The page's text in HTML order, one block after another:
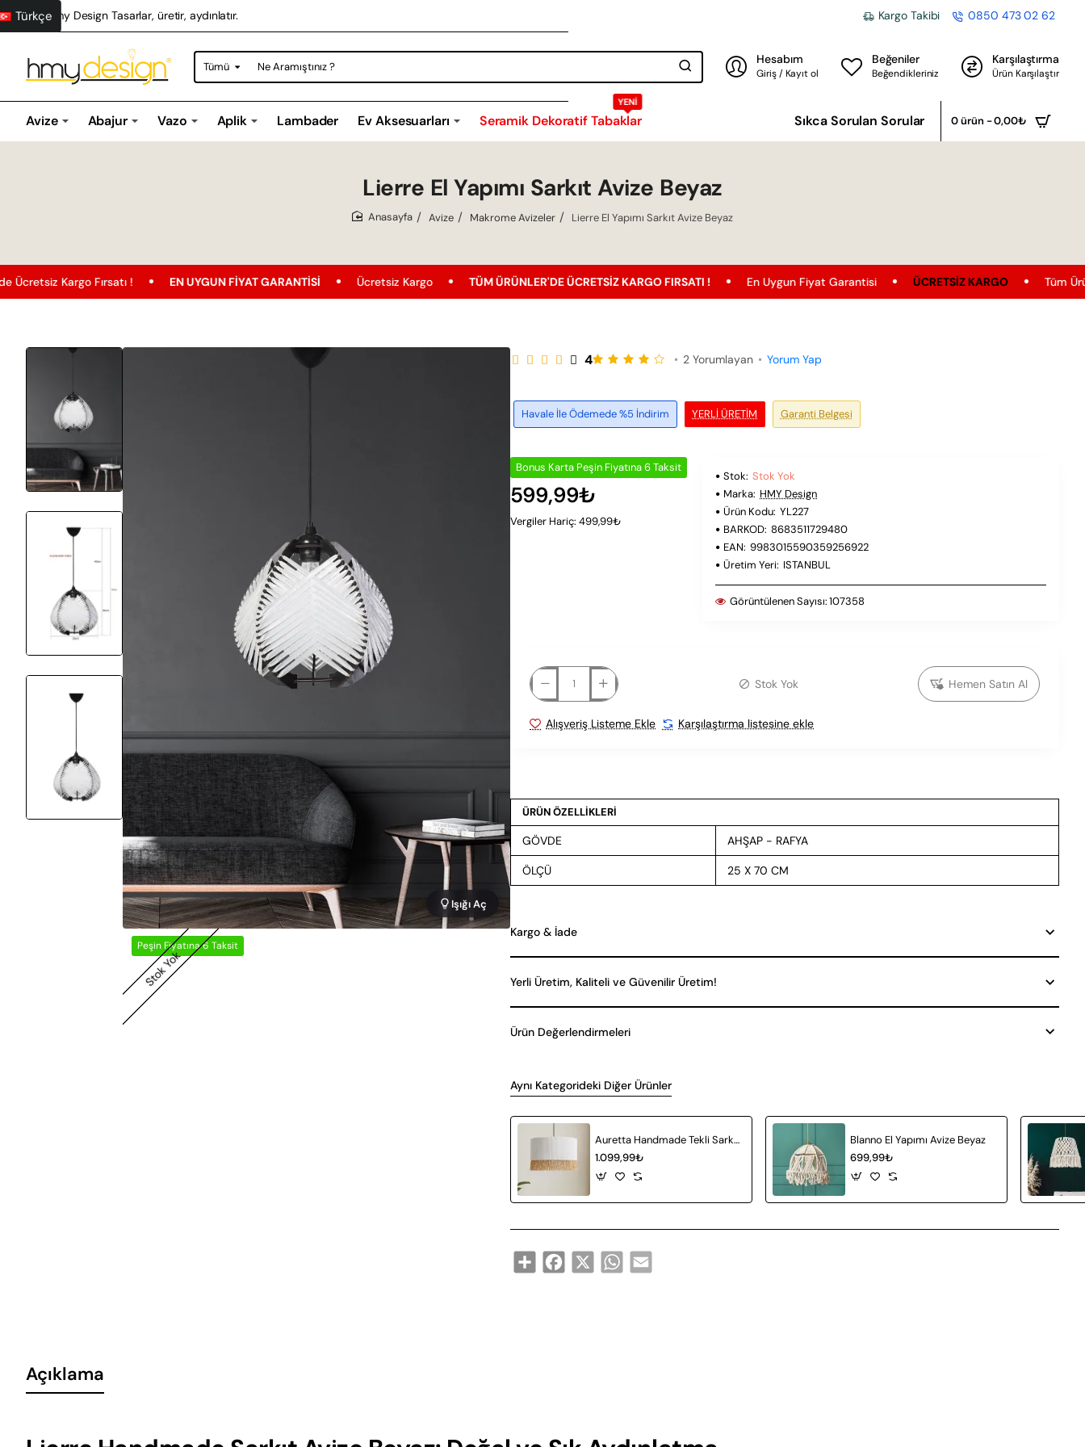
Hmy Design Tasarlar, üretir, aydınlatır.
Türkçe Kargo Takibi 0850 473 02 62
Tümü
Ne
Aramıştınız
Hesabım
Giriş / Kayıt ol
Beğeniler
Beğendikleriniz
Karşılaştırma
Ürün Karşılaştır
Avize Abajur Vazo Aplik Lambader Ev Aksesuarları Seramik Dekoratif Tabaklar
YENI
Sıkca Sorulan Sorular 0 ürün - 0,00₺
Lierre El Yapımı Sarkıt Avize Beyaz
Avize Makrome Avizeler Lierre El Yapımı Sarkıt Avize Beyaz
Fırsatı ! EN UYGUN FIYAT GARANTISI Ücretsiz Kargo TÜM ÜRÜNLER'DE ÜCRETSIZ KARGO FIRSATI ! En Uygun Fiyat Garantisi ÜCRETSIZ KARGO Tüm Ürünler'de
Peşin Fiyatına 6 Taksit
Stok Yok
Işığı Aç
YERLI ÜRETIM
Havale İle Ödemede %5 İndirim Garanti Belgesi
4 • 2 Yorumlayan • Yorum Yap
Bonus Karta Peşin Fiyatına 6 Taksit
599,99₺
Vergiler Hariç: 499,99₺
Stok: Stok Yok
Marka: HMY Design
Ürün Kodu: YL227
BARKOD: 8683511729480
EAN: 9983015590359256922
Üretim Yeri: ISTANBUL
Görüntülenen Sayısı:107358
Stok Yok Hemen Satın Al
Alışveriş Listeme Ekle Karşılaştırma listesine ekle
ÜRÜN ÖZELLİKLERİ
GÖVDE AHŞAP - RAFYA
ÖLÇÜ 25 X 70 CM
Kargo & İade
Yerli Üretim, Kaliteli ve Güvenilir Üretim!
Ürün Değerlendirmeleri
Aynı Kategorideki Diğer Ürünler
Auretta Handmade Tekli Sarkıt Avize
1.099,99₺
Blanno El Yapımı Avize Beyaz
699,99₺
Share Facebook
X WhatsApp
Email
Açıklama